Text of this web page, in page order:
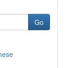
Go